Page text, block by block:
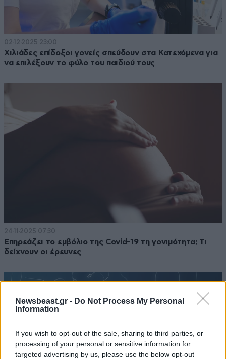
Newsbeast.gr - Do Not Process My Personal
Information
If you wish to opt-out of the sale, sharing to third parties, or
processing of your personal or sensitive information for
targeted advertising by us, please use the below opt-out
02·12·2025 23:00
Χιλιάδες επίδοξοι γονείς σπεύδουν στα Κατεχόμενα για
να επιλέξουν το φύλο του παιδιού τους
24·11·2025 07:30
Επηρεάζει το εμβόλιο της Covid-19 τη γονιμότητα; Τι
δείχνουν οι έρευνες